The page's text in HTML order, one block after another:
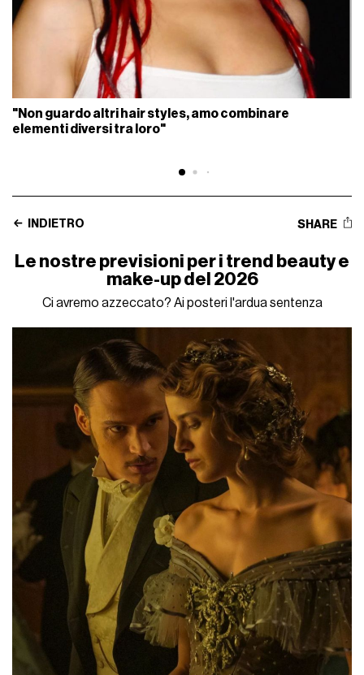
"Non guardo altri hair styles, amo combinare
elementi diversi tra loro"
INDIETRO SHARE
Le nostre previsioni per i trend beauty e
make-up del 2026
Ci avremo azzeccato? Ai posteri l'ardua sentenza